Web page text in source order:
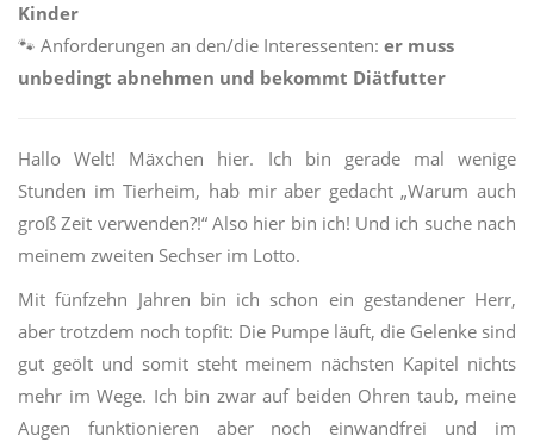
Kinder
🐾 Anforderungen an den/die Interessenten: er muss
unbedingt abnehmen und bekommt Diätfutter
Hallo Welt! Mäxchen hier. Ich bin gerade mal wenige
Stunden im Tierheim, hab mir aber gedacht „Warum auch
groß Zeit verwenden?!“ Also hier bin ich! Und ich suche nach
meinem zweiten Sechser im Lotto.
Mit fünfzehn Jahren bin ich schon ein gestandener Herr,
aber trotzdem noch topfit: Die Pumpe läuft, die Gelenke sind
gut geölt und somit steht meinem nächsten Kapitel nichts
mehr im Wege. Ich bin zwar auf beiden Ohren taub, meine
Augen funktionieren aber noch einwandfrei und im